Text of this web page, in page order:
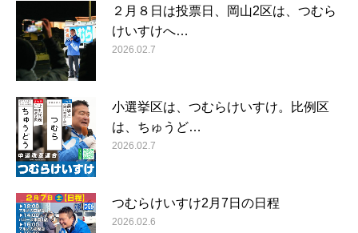
２月８日は投票日、岡山2区は、つむら
けいすけへ…
2026.02.7
小選挙区は、つむらけいすけ。比例区
は、ちゅうど…
2026.02.7
つむらけいすけ2月7日の日程
2026.02.6